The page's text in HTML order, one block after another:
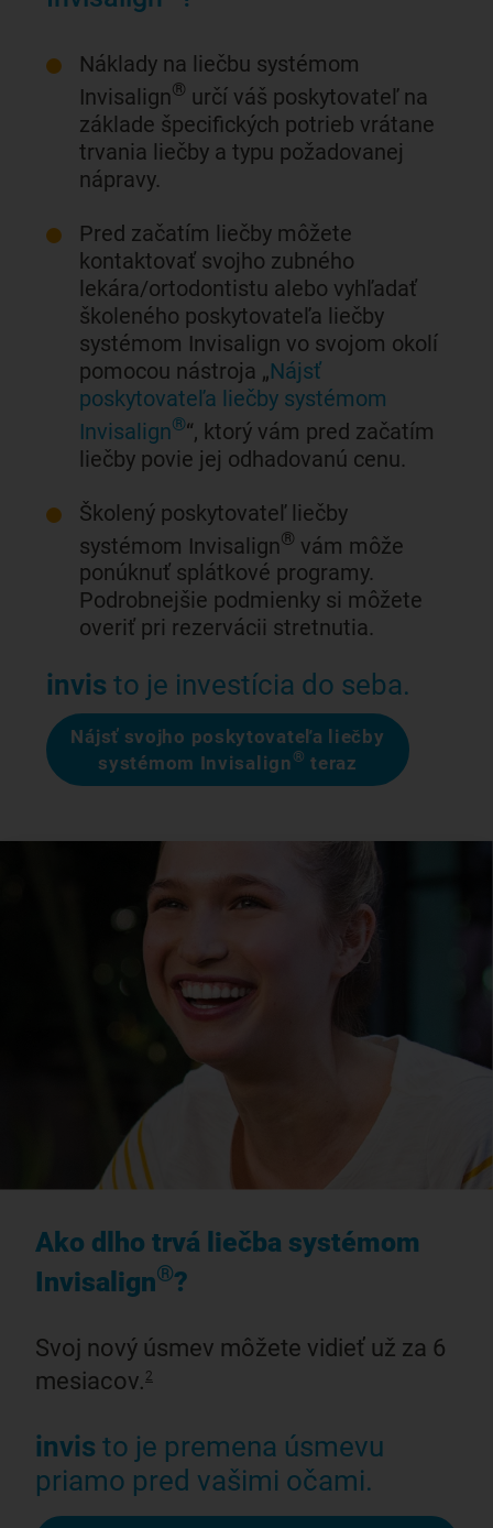
Náklady na liečbu systémom
Invisalign® určí váš poskytovateľ na
základe špecifických potrieb vrátane
trvania liečby a typu požadovanej
nápravy.
Pred začatím liečby môžete
kontaktovať svojho zubného
lekára/ortodontistu alebo vyhľadať
školeného poskytovateľa liečby
systémom Invisalign vo svojom okolí
pomocou nástroja „Nájsť
poskytovateľa liečby systémom
Invisalign®“, ktorý vám pred začatím
liečby povie jej odhadovanú cenu.
Školený poskytovateľ liečby
systémom Invisalign® vám môže
ponúknuť splátkové programy.
Podrobnejšie podmienky si môžete
overiť pri rezervácii stretnutia.
invis to je investícia do seba.
Nájsť svojho poskytovateľa liečby
systémom Invisalign® teraz
Ako dlho trvá liečba systémom
Invisalign®?
Svoj nový úsmev môžete vidieť už za 6
mesiacov. 2
invis to je premena úsmevu
priamo pred vašimi očami.